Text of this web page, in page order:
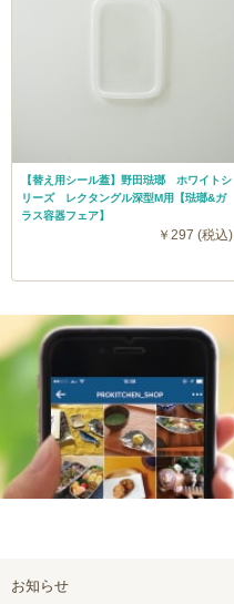
【替え用シール蓋】野田琺瑯 ホワイトシ
リーズ レクタングル深型M用【琺瑯&ガ
ラス容器フェア】
￥297 (税込)
お知らせ